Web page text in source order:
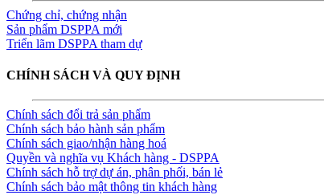
Chứng chỉ, chứng nhận
Sản phẩm DSPPA mới
Triển lãm DSPPA tham dự
CHÍNH SÁCH VÀ QUY ĐỊNH
Chính sách đổi trả sản phẩm
Chính sách bảo hành sản phẩm
Chính sách giao/nhận hàng hoá
Quyền và nghĩa vụ Khách hàng - DSPPA
Chính sách hỗ trợ dự án, phân phối, bán lẻ
Chính sách bảo mật thông tin khách hàng